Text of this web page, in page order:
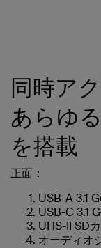
同時ア
あらゆ
を搭載
正面：
USB-A 3.1
USB-C 3.1
UHS-II SD
オーディオ